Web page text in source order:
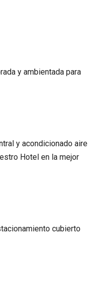
y ambientada para
y acondicionado aire
Hotel en la mejor
cubierto